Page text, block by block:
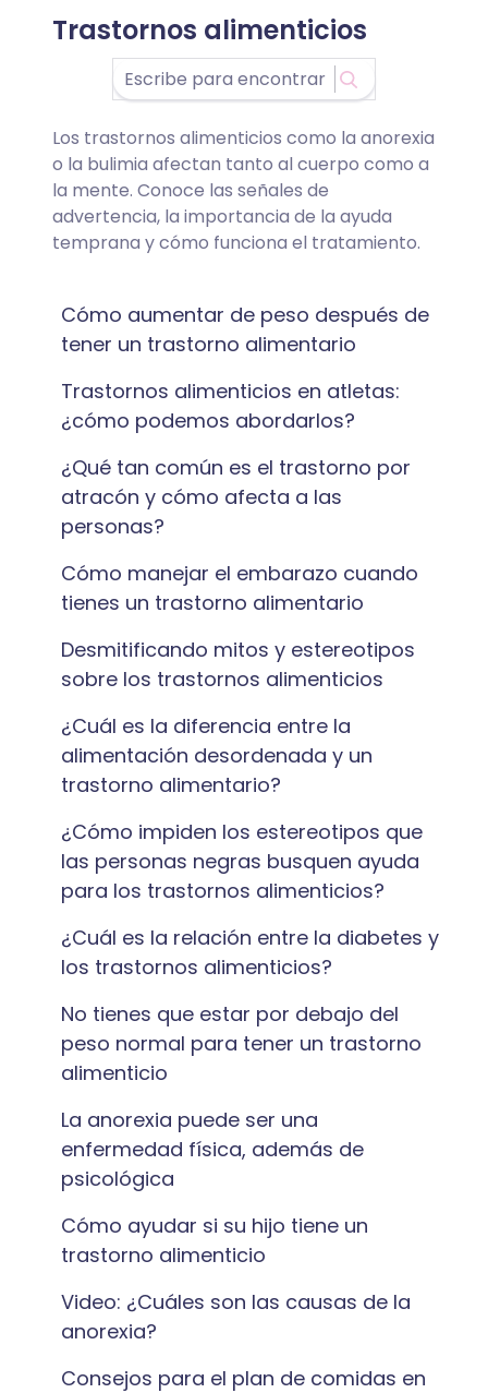
Trastornos alimenticios
Los trastornos alimenticios como la anorexia
o la bulimia afectan tanto al cuerpo como a
la mente. Conoce las señales de
advertencia, la importancia de la ayuda
temprana y cómo funciona el tratamiento.
Cómo aumentar de peso después de
tener un trastorno alimentario
Trastornos alimenticios en atletas:
¿cómo podemos abordarlos?
¿Qué tan común es el trastorno por
atracón y cómo afecta a las
personas?
Cómo manejar el embarazo cuando
tienes un trastorno alimentario
Desmitificando mitos y estereotipos
sobre los trastornos alimenticios
¿Cuál es la diferencia entre la
alimentación desordenada y un
trastorno alimentario?
¿Cómo impiden los estereotipos que
las personas negras busquen ayuda
para los trastornos alimenticios?
¿Cuál es la relación entre la diabetes y
los trastornos alimenticios?
No tienes que estar por debajo del
peso normal para tener un trastorno
alimenticio
La anorexia puede ser una
enfermedad física, además de
psicológica
Cómo ayudar si su hijo tiene un
trastorno alimenticio
Video: ¿Cuáles son las causas de la
anorexia?
Consejos para el plan de comidas en